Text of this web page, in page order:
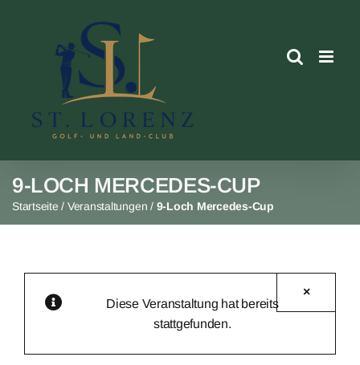
9-LOCH MERCEDES-CUP
Startseite / Veranstaltungen / 9-Loch Mercedes-Cup
Diese Veranstaltung hat bereits
stattgefunden.
×